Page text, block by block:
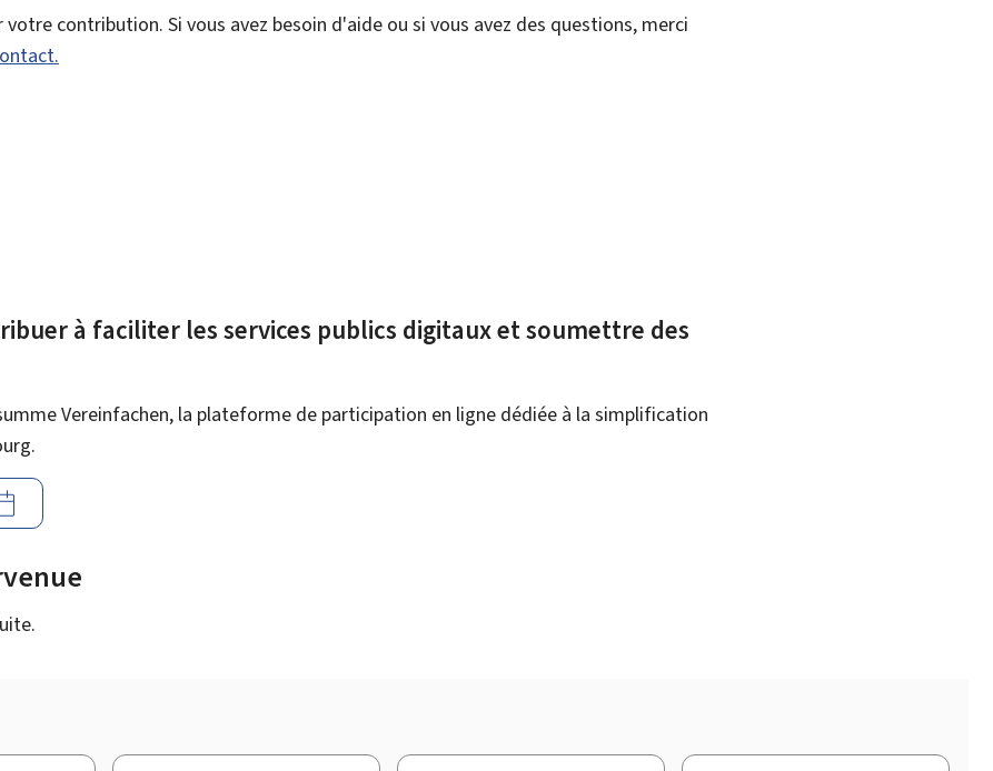
contribution. Si vous avez besoin d'aide ou si vous avez des questions, merci
à faciliter les services publics digitaux et soumettre des
Vereinfachen, la plateforme de participation en ligne dédiée à la simplification